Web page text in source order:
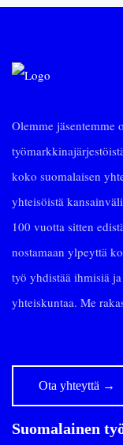
Olemme jäsentemme
koko suomalaisen
yhteisöistä
100 vuotta sitten
nostamaan ylpeyttä
työ yhdistää ihmisiä
yhteiskuntaa. Me
Ota yhteyttä →
Suomalainen